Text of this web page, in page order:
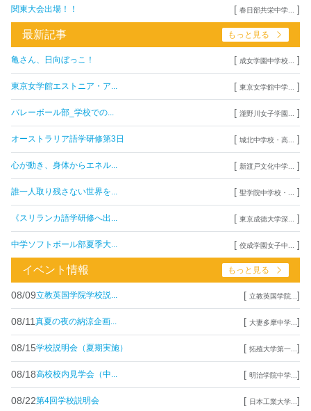
関東大会出場！！ [ 春日部共栄中学... ]
最新記事 もっと見る
亀さん、日向ぼっこ！ [ 成女学園中学校... ]
東京女学館エストニア・ア... [ 東京女学館中学... ]
バレーボール部_学校での... [ 瀧野川女子学園... ]
オーストラリア語学研修第3日 [ 城北中学校・高... ]
心が動き、身体からエネル... [ 新渡戸文化中学... ]
誰一人取り残さない世界を... [ 聖学院中学校・... ]
《スリランカ語学研修へ出... [ 東京成徳大学深... ]
中学ソフトボール部夏季大... [ 佼成学園女子中... ]
イベント情報 もっと見る
08/09立教英国学院学校説... [ 立教英国学院... ]
08/11 真夏の夜の納涼企画... [ 大妻多摩中学... ]
08/15学校説明会（夏期実施） [ 拓殖大学第一... ]
08/18高校校内見学会（中... [ 明治学院中学... ]
08/22第4回学校説明会 [ 日本工業大学... ]